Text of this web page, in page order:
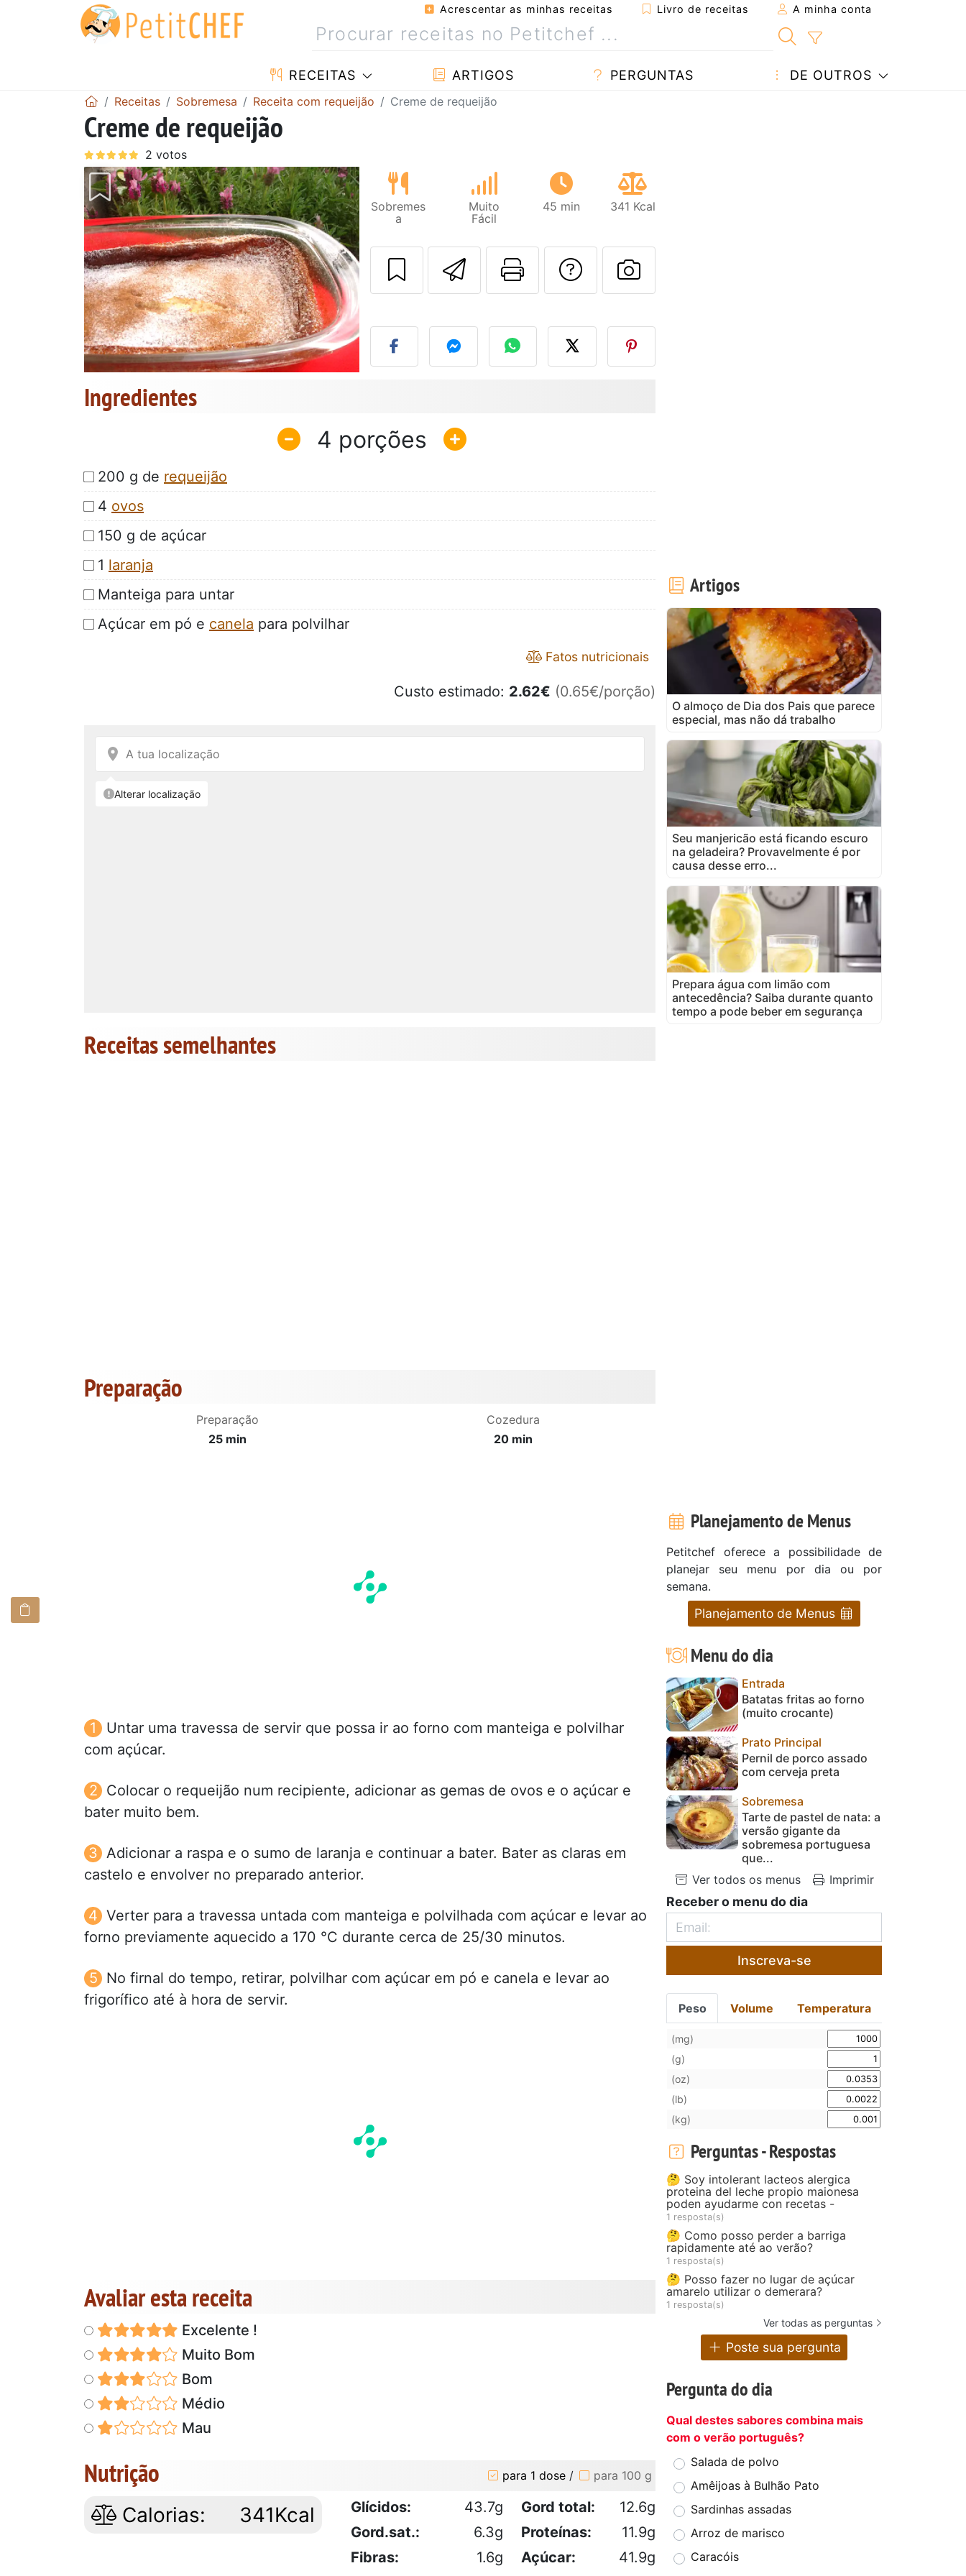
Acrescentar as minhas receitas Livro de receitas A minha conta
RECEITAS ARTIGOS PERGUNTAS DE OUTROS
Receitas Sobremesa Receita com requeijão Creme de requeijão
Creme de requeijão
Sobremes
a
Muito
Fácil
45 min 341 Kcal
Enviar esta receita a um amigo
Imprima esta página
Falar com o autor da receita
Fez esta receita? Compartilhe
Ingredientes
4
200 g de requeijão
4 ovos
150 g de açúcar
1 laranja
Manteiga para untar
Açúcar em pó e canela para polvilhar
Fatos nutricionais
Custo estimado: 2.62€ (0.65€/porção)
Receitas semelhantes
Preparação
Preparação
25 min
Cozedura
20 min
Untar uma travessa de servir que possa ir ao forno com manteiga e polvilhar
com açúcar.
Colocar o requeijão num recipiente, adicionar as gemas de ovos e o açúcar e
bater muito bem.
Adicionar a raspa e o sumo de laranja e continuar a bater. Bater as claras em
castelo e envolver no preparado anterior.
Verter para a travessa untada com manteiga e polvilhada com açúcar e levar ao
forno previamente aquecido a 170 °C durante cerca de 25/30 minutos.
No firnal do tempo, retirar, polvilhar com açúcar em pó e canela e levar ao
frigorífico até à hora de servir.
Avaliar esta receita
Excelente !
Muito Bom
Bom
Médio
Mau
Nutrição para 1 dose / para 100 g
Calorias: 341Kcal Glícidos: 43.7g Gord total:
12.6g
Gord.sat.:
6.3g Proteínas:
11.9g
Fibras:
1.6g Açúcar:
41.9g
Artigos
O almoço de Dia dos Pais que parece
especial, mas não dá trabalho
Seu manjericão está ficando escuro
na geladeira? Provavelmente é por
causa desse erro...
Prepara água com limão com
antecedência? Saiba durante quanto
tempo a pode beber em segurança
Planejamento de Menus
Petitchef oferece a possibilidade de
planejar seu menu por dia ou por
semana.
Planejamento de Menus
Menu do dia
Entrada
Batatas fritas ao forno
(muito crocante)
Prato Principal
Pernil de porco assado
com cerveja preta
Sobremesa
Tarte de pastel de nata: a
versão gigante da
sobremesa portuguesa
que...
Ver todos os menus
Imprimir
Receber o menu do dia
Inscreva-se
Peso Volume Temperatura
(mg)
(g)
(oz)
(lb)
(kg)
Perguntas - Respostas
🤔 Soy intolerant lacteos alergica
proteina del leche propio maionesa
poden ayudarme con recetas -
1 resposta(s)
🤔 Como posso perder a barriga
rapidamente até ao verão?
1 resposta(s)
🤔 Posso fazer no lugar de açúcar
amarelo utilizar o demerara?
1 resposta(s)
Ver todas as perguntas
Poste sua pergunta
Pergunta do dia
Qual destes sabores combina mais
com o verão português?
Salada de polvo
Amêijoas à Bulhão Pato
Sardinhas assadas
Arroz de marisco
Caracóis